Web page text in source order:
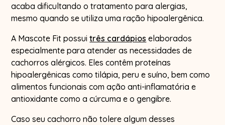
acaba dificultando o tratamento para alergias,
mesmo quando se utiliza uma ração hipoalergênica.
A Mascote Fit possuitrês cardápios elaborados
especialmente para atender as necessidades de
cachorros alérgicos. Eles contêm proteínas
hipoalergênicas como tilápia, peru e suíno, bem como
alimentos funcionais com ação anti-inflamatória e
antioxidante como a cúrcuma e o gengibre.
Caso seu cachorro não tolere algum desses